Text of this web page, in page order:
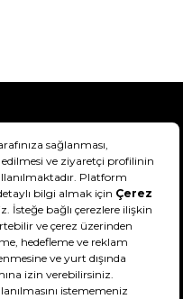
Bilgisi
& Koşullar